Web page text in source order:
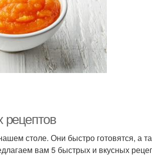
рецептов
столе. Они быстро готовятся, а
вам 5 быстрых и вкусных